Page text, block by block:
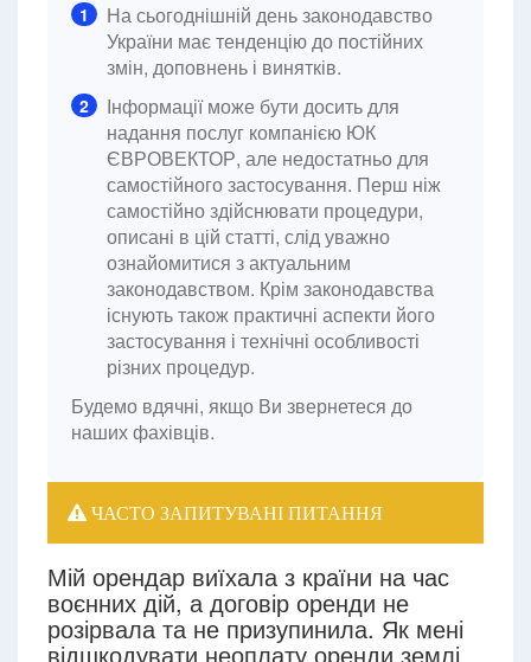
1
На сьогоднішній день законодавство
України має тенденцію до постійних
змін, доповнень і винятків.
2
Інформації може бути досить для
надання послуг компанією ЮК
ЄВРОВЕКТОР, але недостатньо для
самостійного застосування. Перш ніж
самостійно здійснювати процедури,
описані в цій статті, слід уважно
ознайомитися з актуальним
законодавством. Крім законодавства
існують також практичні аспекти його
застосування і технічні особливості
різних процедур.
Будемо вдячні, якщо Ви звернетеся до
наших фахівців.
ЧАСТО ЗАПИТУВАНІ ПИТАННЯ
Мій орендар виїхала з країни на час
воєнних дій, а договір оренди не
розірвала та не призупинила. Як мені
відшкодувати неоплату оренди землі